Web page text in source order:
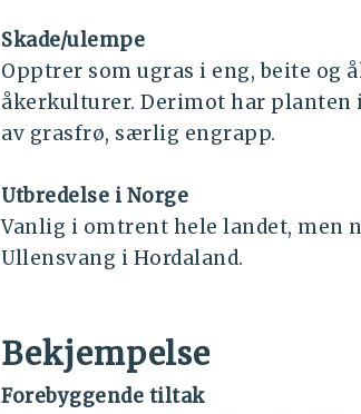
Skade/ulempe
Opptrer som ugras i eng, beite og
åkerkulturer. Derimot har planten
av grasfrø, særlig engrapp.
Utbredelse i Norge
Vanlig i omtrent hele landet, men
Ullensvang i Hordaland.
Bekjempelse
Forebyggende tiltak